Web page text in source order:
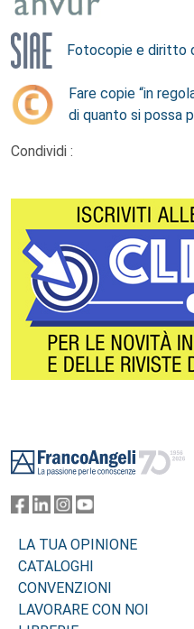
Fotocopie e diritto
Fare copie “in
di quanto si possa
Condividi :
LA TUA OPINIONE
CATALOGHI
CONVENZIONI
LAVORARE CON NOI